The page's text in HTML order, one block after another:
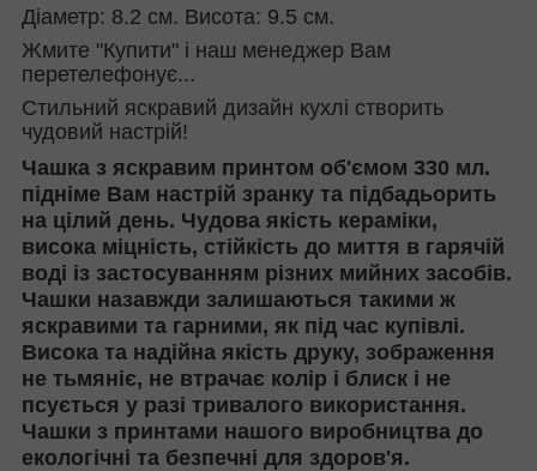
Діаметр: 8.2 см. Висота: 9.5 см.
Жмите "Купити" і наш менеджер Вам
перетелефонує...
Стильний яскравий дизайн кухлі створить
чудовий настрій!
Чашка з яскравим принтом об'ємом 330 мл.
підніме Вам настрій зранку та підбадьорить
на цілий день. Чудова якість кераміки,
висока міцність, стійкість до миття в гарячій
воді із застосуванням різних мийних засобів.
Чашки назавжди залишаються такими ж
яскравими та гарними, як під час купівлі.
Висока та надійна якість друку, зображення
не тьмяніє, не втрачає колір і блиск і не
псується у разі тривалого використання.
Чашки з принтами нашого виробництва до
екологічні та безпечні для здоров'я.